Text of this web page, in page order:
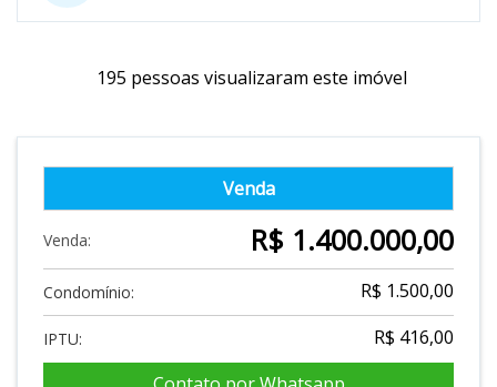
195 pessoas visualizaram este imóvel
Venda
Venda: R$ 1.400.000,00
Condomínio: R$ 1.500,00
IPTU:
R$ 416,00